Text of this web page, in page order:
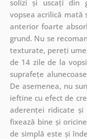
solizi și uscați din
vopsea acrilică mată
anterior foarte
grund. Nu se
texturate, pereți
de 14 zile de la
suprafețe
De asemenea, nu
ieftine cu efect de
aderenței ridicate și
fixează bine și
de simplă este și